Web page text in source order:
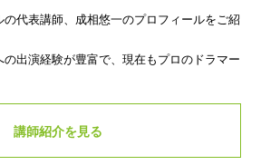
代表講師、成相悠一のプロフィールをご紹
出演経験が豊富で、現在もプロのドラマー
講師紹介を見る